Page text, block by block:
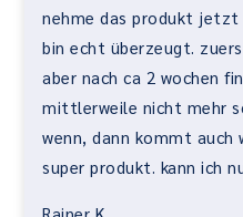
nehme das produkt jetzt
bin echt überzeugt.
aber nach ca 2 wochen
mittlerweile nicht mehr
wenn, dann kommt auch
super produkt. kann ich